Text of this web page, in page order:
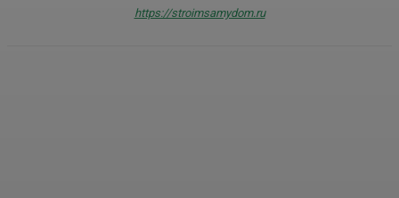
https://stroimsamydom.ru